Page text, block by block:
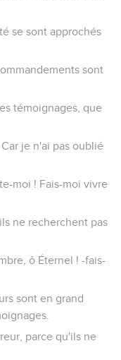
se sont approchés
sont
témoignages, que
je n'ai pas oublié
moi ! Fais-moi vivre
ne recherchent pas
ô Éternel ! -fais-
sont en grand
parce qu'ils ne